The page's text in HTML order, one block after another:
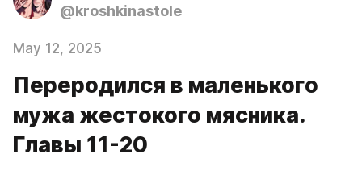
@kroshkinastole
May 12, 2025
Переродился в маленького
мужа жестокого мясника.
Главы 11-20